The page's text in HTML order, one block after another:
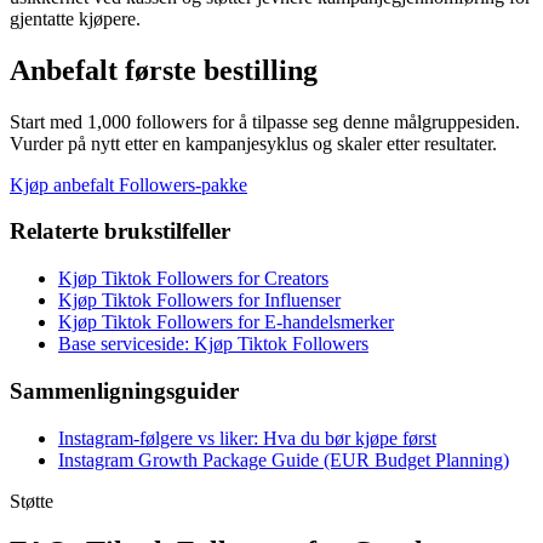
gjentatte kjøpere.
Anbefalt første bestilling
Start med 1,000 followers for å tilpasse seg denne målgruppesiden.
Vurder på nytt etter en kampanjesyklus og skaler etter resultater.
Kjøp anbefalt Followers-pakke
Relaterte brukstilfeller
Kjøp Tiktok Followers for Creators
Kjøp Tiktok Followers for Influenser
Kjøp Tiktok Followers for E-handelsmerker
Base serviceside: Kjøp Tiktok Followers
Sammenligningsguider
Instagram-følgere vs liker: Hva du bør kjøpe først
Instagram Growth Package Guide (EUR Budget Planning)
Støtte